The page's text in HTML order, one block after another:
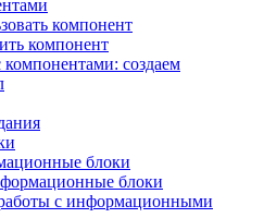
компонент
компонент
создаем
блоки
блоки
с информационными